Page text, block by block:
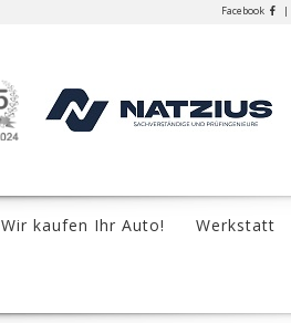
Facebook |
Wir kaufen Ihr Auto! Werkstatt